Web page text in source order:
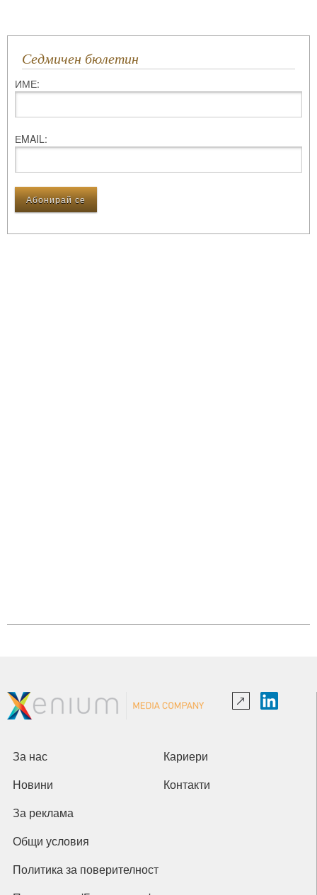
Седмичен бюлетин
ИМЕ:
ЕMAIL:
За нас Кариери
Новини Контакти
За реклама
Общи условия
Политика за поверителност